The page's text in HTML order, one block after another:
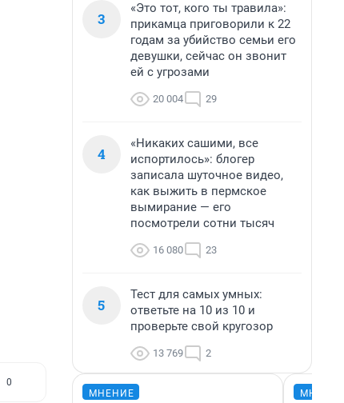
0
3
«Это тот, кого ты травила»:
прикамца приговорили к 22
годам за убийство семьи его
девушки, сейчас он звонит
ей с угрозами
20 004 29
4
«Никаких сашими, все
испортилось»: блогер
записала шуточное видео,
как выжить в пермское
вымирание — его
посмотрели сотни тысяч
16 080 23
5
Тест для самых умных:
ответьте на 10 из 10 и
проверьте свой кругозор
13 769 2
МНЕНИЕ